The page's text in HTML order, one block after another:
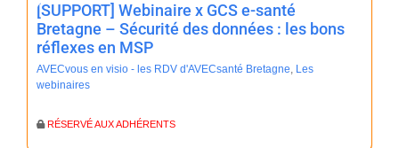
[SUPPORT] Webinaire x GCS e-santé
Bretagne – Sécurité des données : les bons
réflexes en MSP
AVECvous en visio - les RDV d'AVECsanté Bretagne, Les
webinaires
RÉSERVÉ AUX ADHÉRENTS